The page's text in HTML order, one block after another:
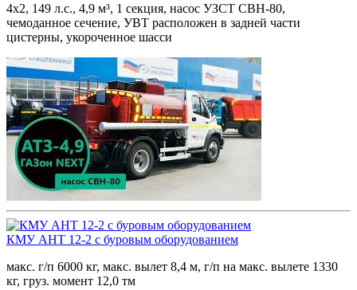
4х2, 149 л.с., 4,9 м³, 1 секция, насос УЗСТ СВН-80,
чемоданное сечение, УВТ расположен в задней части
цистерны, укороченное шасси
КМУ АНТ 12-2 с буровым оборудованием
макс. г/п 6000 кг, макс. вылет 8,4 м, г/п на макс. вылете 1330
кг, груз. момент 12,0 тм